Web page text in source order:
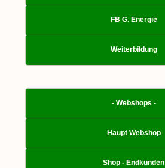
FB G. Energie
Weiterbildung
- Webshops -
Haupt Webshop
Shop - Endkunden